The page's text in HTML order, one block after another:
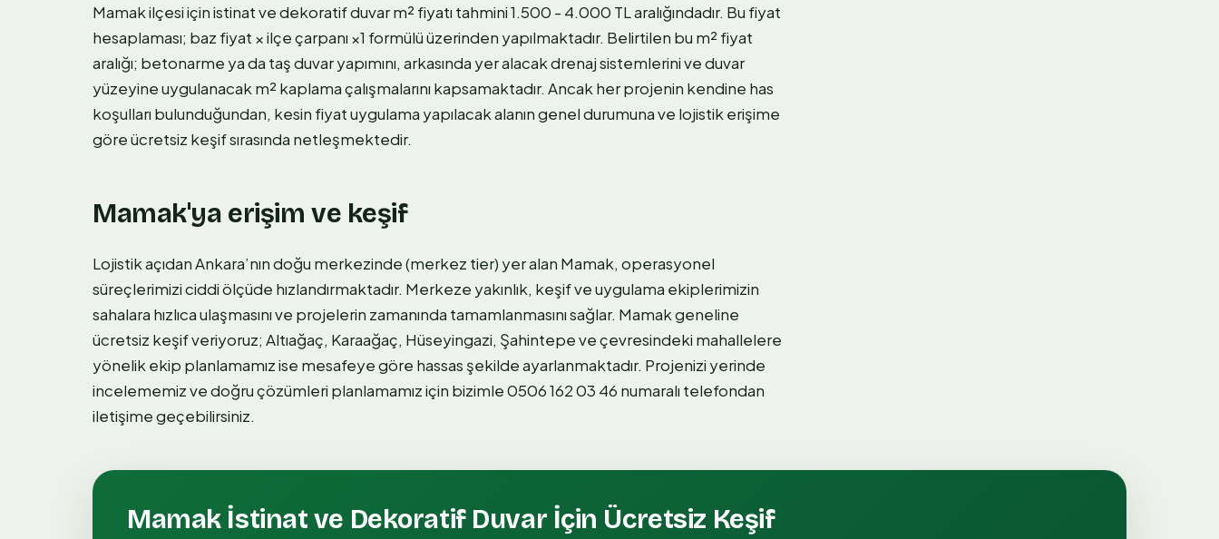
Mamak ilçesi için istinat ve dekoratif duvar m² fiyatı tahmini 1.500 - 4.000 TL aralığındadır. Bu fiyat
hesaplaması; baz fiyat × ilçe çarpanı ×1 formülü üzerinden yapılmaktadır. Belirtilen bu m² fiyat
aralığı; betonarme ya da taş duvar yapımını, arkasında yer alacak drenaj sistemlerini ve duvar
yüzeyine uygulanacak m² kaplama çalışmalarını kapsamaktadır. Ancak her projenin kendine has
koşulları bulunduğundan, kesin fiyat uygulama yapılacak alanın genel durumuna ve lojistik erişime
göre ücretsiz keşif sırasında netleşmektedir.
Mamak'ya erişim ve keşif
Lojistik açıdan Ankara’nın doğu merkezinde (merkez tier) yer alan Mamak, operasyonel
süreçlerimizi ciddi ölçüde hızlandırmaktadır. Merkeze yakınlık, keşif ve uygulama ekiplerimizin
sahalara hızlıca ulaşmasını ve projelerin zamanında tamamlanmasını sağlar. Mamak geneline
ücretsiz keşif veriyoruz; Altıağaç, Karaağaç, Hüseyingazi, Şahintepe ve çevresindeki mahallelere
yönelik ekip planlamamız ise mesafeye göre hassas şekilde ayarlanmaktadır. Projenizi yerinde
incelememiz ve doğru çözümleri planlamamız için bizimle 0506 162 03 46 numaralı telefondan
iletişime geçebilirsiniz.
Mamak İstinat ve Dekoratif Duvar İçin Ücretsiz Keşif